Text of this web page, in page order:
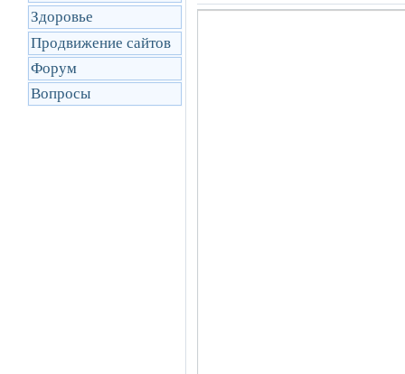
Здоровье
Продвижение сайтов
Форум
Вопросы